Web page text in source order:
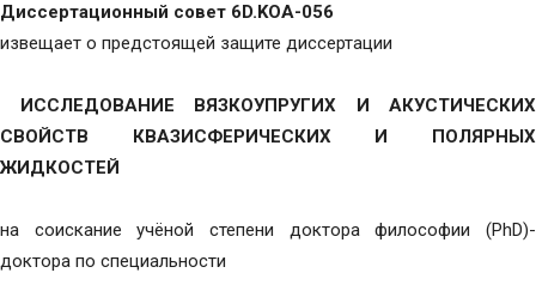
Диссертационный совет 6D.KOA-056
извещает о предстоящей защите диссертации
ИССЛЕДОВАНИЕ ВЯЗКОУПРУГИХ И АКУСТИЧЕСКИХ
СВОЙСТВ КВАЗИСФЕРИЧЕСКИХ И ПОЛЯРНЫХ
ЖИДКОСТЕЙ
на соискание учёной степени доктора философии (PhD)-
доктора по специальности